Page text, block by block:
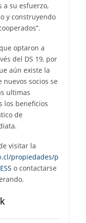
a su esfuerzo,
y construyendo
optaron a
del DS 19, por
aún existe la
socios se
ultimas
los beneficios
de
visitar la
propiedades/p
o contactarse